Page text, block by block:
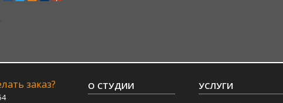
заказ? О СТУДИИ УСЛУГИ